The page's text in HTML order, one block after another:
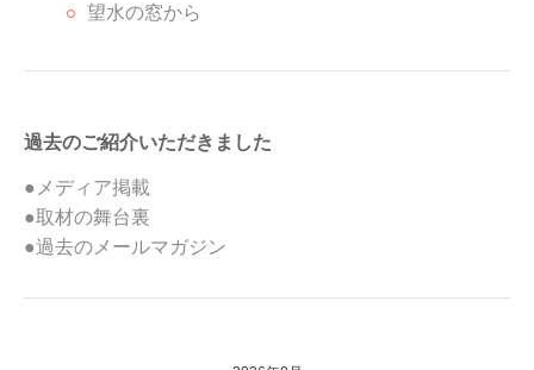
望水の窓から
過去のご紹介いただきました
●メディア掲載
●取材の舞台裏
●過去のメールマガジン